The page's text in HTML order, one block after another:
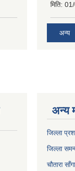
मिति:
अन्य
अन्य
जिल्ला
जिल्ला
चौतारा